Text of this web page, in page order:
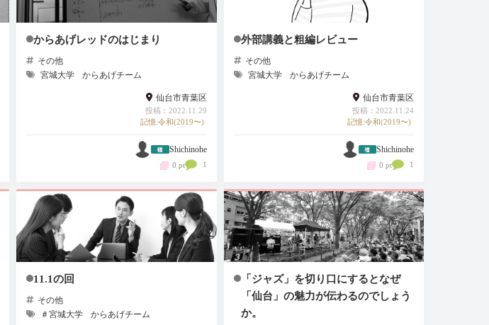
からあげレッドのはじまり
その他
宮城大学
からあげチーム
仙台市青葉区
投稿：2022.11.29
記憶:令和(2019〜)
Shichinohe
0 pt 1
外部講義と粗編レビュー
その他
宮城大学
からあげチーム
仙台市青葉区
投稿：2022.11.24
記憶:令和(2019〜)
Shichinohe
0 pt 1
11.1の回
その他
＃宮城大学
からあげチーム
「ジャズ」を切り口にするとなぜ
「仙台」の魅力が伝わるのでしょう
か。